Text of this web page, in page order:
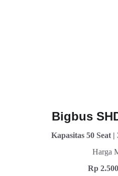
Bigbus
Kapasitas 50 Seat |
Harga
Rp